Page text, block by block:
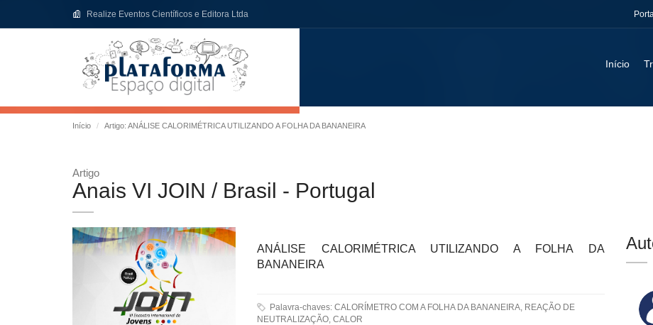
Realize Eventos Científicos e Editora Ltda
Início
Início Artigo: ANÁLISE CALORIMÉTRICA UTILIZANDO A FOLHA DA BANANEIRA
Artigo
Anais VI JOIN / Brasil - Portugal
ANÁLISE CALORIMÉTRICA UTILIZANDO A FOLHA DA
BANANEIRA
Palavra-chaves: CALORÍMETRO COM A FOLHA DA BANANEIRA, REAÇÃO DE
NEUTRALIZAÇÃO, CALOR